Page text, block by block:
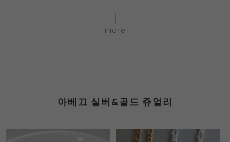
more
아베끄 실버&골드 쥬얼리